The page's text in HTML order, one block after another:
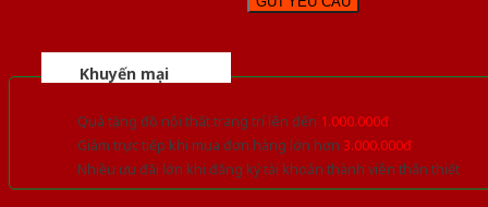
Khuyến mại
Quà tặng đồ nội thất trang trí lên đến 1.000.000đ
Giảm trực tiếp khi mua đơn hàng lớn hơn 3.000.000đ
Nhiều ưu đãi lớn khi đăng ký tài khoản thành viên thân thiết